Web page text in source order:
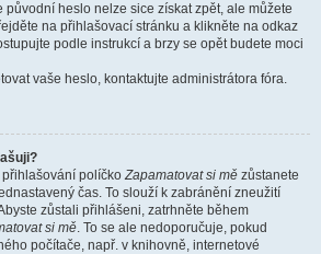
původní heslo nelze sice získat zpět, ale můžete
na přihlašovací stránku a klikněte na odkaz
podle instrukcí a brzy se opět budete moci
vaše heslo, kontaktujte administrátora fóra.
přihlašování políčkoZapamatovat si mě zůstanete
čas. To slouží k zabránění zneužití
zůstali přihlášeni, zatrhněte během
si mě. To se ale nedoporučuje, pokud
počítače, např. v knihovně, internetové